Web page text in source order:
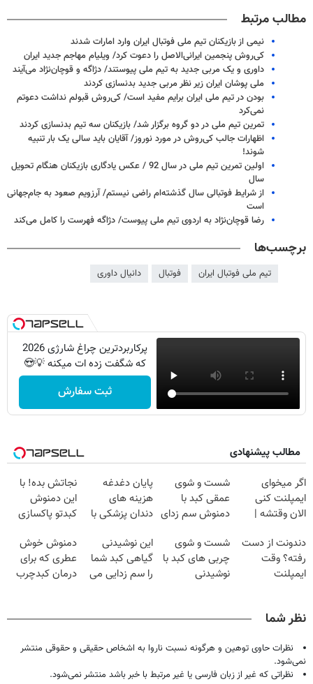
مطالب مرتبط
نیمی از بازیکنان تیم ملی فوتبال ایران وارد امارات شدند
کی‌روش پنجمین ایرانی‌الاصل را دعوت کرد/ ویلیام مهاجم جدید ایران
داوری و یک مربی جدید به تیم ملی پیوستند/ دژاگه و قوچان‌نژاد می‌آیند
ملی پوشان ایران زیر نظر مربی جدید بدنسازی کردند
بودن در تیم ملی ایران برایم مفید است/ کی‌روش قبولم نداشت دعوتم
نمی‌کرد
تمرین تیم ملی در دو گروه برگزار شد/ بازیکنان سه تیم بدنسازی کردند
اظهارات جالب کی‌روش در مورد نوروز/ آقایان باید سالی یک بار تنبیه
شوند!
اولین تمرین تیم ملی در سال 92 / عکس یادگاری بازیکنان هنگام تحویل
سال
از شرایط فوتبالی سال گذشته‌ام راضی نیستم/ آرزویم صعود به جام‌جهانی
است
رضا قوچان‌نژاد به اردوی تیم ملی پیوست/ دژاگه فهرست را کامل می‌کند
برچسب‌ها
تیم ملی فوتبال ایران فوتبال دانیال داوری
پرکاربردترین چراغ شارژی 2026
که شگفت زده ات میکنه 💡😍
ثبت سفارش
مطالب پیشنهادی
اگر میخوای
ایمپلنت کنی
الان وقتشه |
میلیون تومان!!!
شست و شوی
عمقی کبد با
دمنوش سم زدای
پایان دغدغه
هزینه های
دندان پزشکی با
خانگی
نجاتش بده! با
این دمنوش
کبدتو پاکسازی
مرجوعی
دندونت از دست
رفته؟ وقت
ایمپلنت
شست و شوی
چربی های کبد با
نوشیدنی
این نوشیدنی
گیاهی کبد شما
را سم زدایی می
دمنوش خوش
عطری که برای
درمان کبدچرب
نظر شما
نظرات حاوی توهین و هرگونه نسبت ناروا به اشخاص حقیقی و حقوقی منتشر
نمی‌شود.
نظراتی که غیر از زبان فارسی یا غیر مرتبط با خبر باشد منتشر نمی‌شود.